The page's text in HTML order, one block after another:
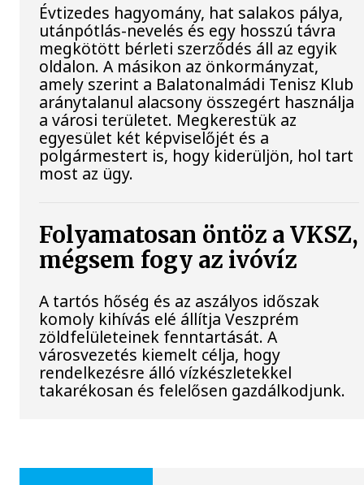
Évtizedes hagyomány, hat salakos pálya,
utánpótlás-nevelés és egy hosszú távra
megkötött bérleti szerződés áll az egyik
oldalon. A másikon az önkormányzat,
amely szerint a Balatonalmádi Tenisz Klub
aránytalanul alacsony összegért használja
a városi területet. Megkerestük az
egyesület két képviselőjét és a
polgármestert is, hogy kiderüljön, hol tart
most az ügy.
Folyamatosan öntöz a VKSZ,
mégsem fogy az ivóvíz
A tartós hőség és az aszályos időszak
komoly kihívás elé állítja Veszprém
zöldfelületeinek fenntartását. A
városvezetés kiemelt célja, hogy
rendelkezésre álló vízkészletekkel
takarékosan és felelősen gazdálkodjunk.